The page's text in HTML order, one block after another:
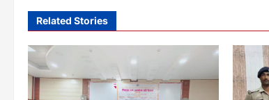
t
n
a
v
Related Stories